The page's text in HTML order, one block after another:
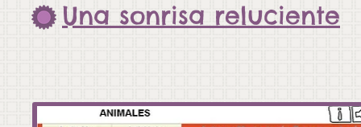
Una sonrisa reluciente